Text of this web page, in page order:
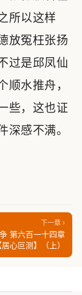
所以这样
放冤枉张扬
过是邱凤仙
顺水推舟，
些，这也证
深感不满。
下一章 ›
第六百一十四章
居心叵测】（上）